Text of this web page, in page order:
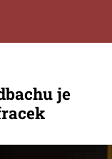
je